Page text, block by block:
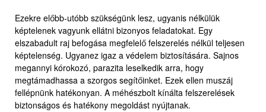
Ezekre előbb-utóbb szükségünk lesz, ugyanis nélkülük
képtelenek vagyunk ellátni bizonyos feladatokat. Egy
elszabadult raj befogása megfelelő felszerelés nélkül teljesen
képtelenség. Ugyanez igaz a védelem biztosítására. Sajnos
megannyi kórokozó, parazita leselkedik arra, hogy
megtámadhassa a szorgos segítőinket. Ezek ellen muszáj
fellépnünk hatékonyan. A méhészbolt kínálta felszerelések
biztonságos és hatékony megoldást nyújtanak.